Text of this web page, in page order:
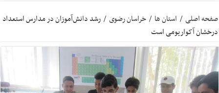
صفحه اصلی / استان ها / خراسان رضوی / رشد دانش‌آموزان در مدارس استعداد
درخشان آکواریومی است